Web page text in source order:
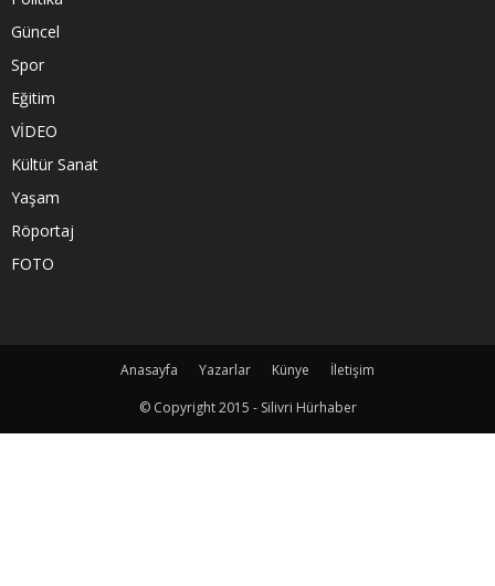
Güncel
Spor
Eğitim
VİDEO
Kültür Sanat
Yaşam
Röportaj
FOTO
Anasayfa Yazarlar Künye
İletişim
© Copyright 2015 - Silivri Hürhaber